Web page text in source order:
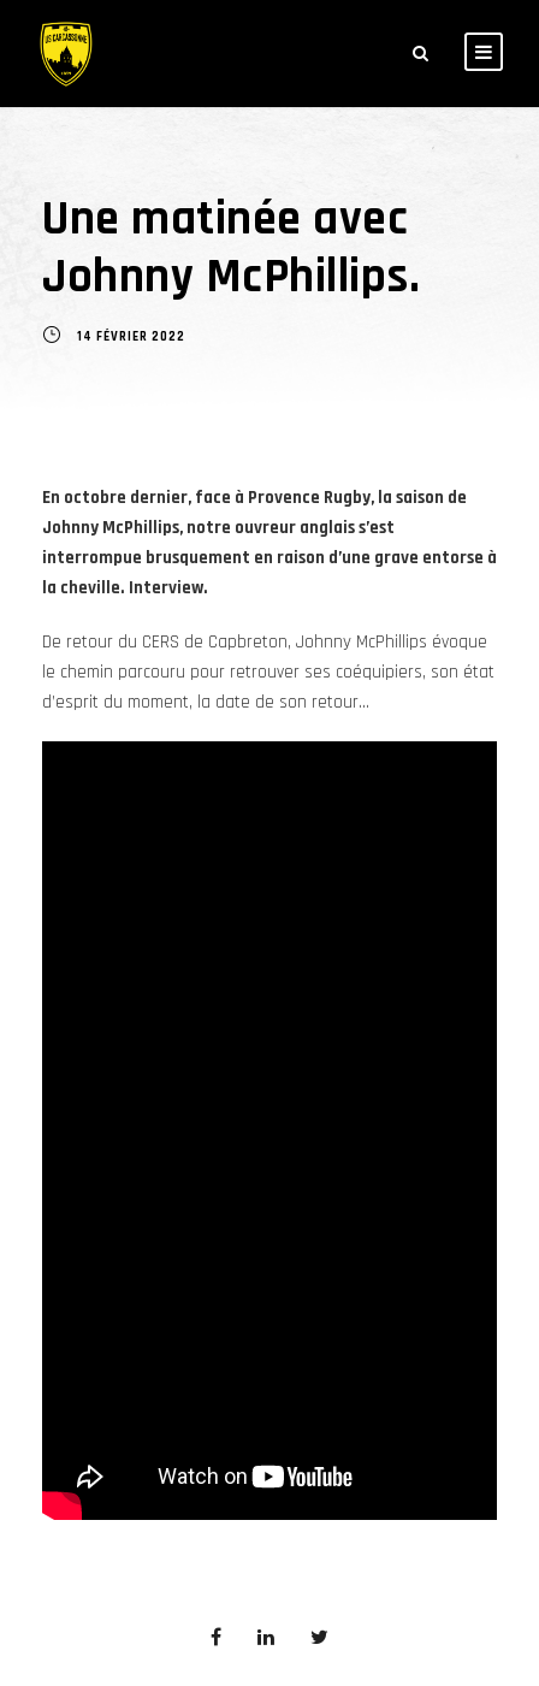
Une matinée avec
Johnny McPhillips.
14 FÉVRIER 2022
En octobre dernier, face à Provence Rugby, la saison de
Johnny McPhillips, notre ouvreur anglais s’est
interrompue brusquement en raison d’une grave entorse à
la cheville. Interview.
De retour du CERS de Capbreton, Johnny McPhillips évoque
le chemin parcouru pour retrouver ses coéquipiers, son état
d’esprit du moment, la date de son retour…